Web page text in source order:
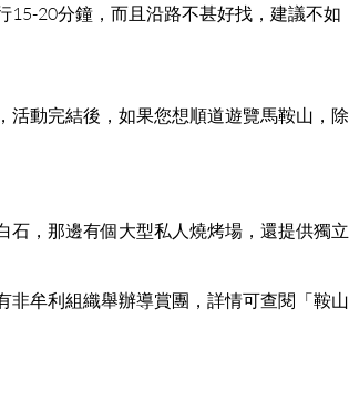
15-20分鐘，而且沿路不甚好找，建議不如
活動完結後，如果您想順道遊覽馬鞍山，除
石，那邊有個大型私人燒烤場，還提供獨立
非牟利組織舉辦導賞團，詳情可查閱「鞍山